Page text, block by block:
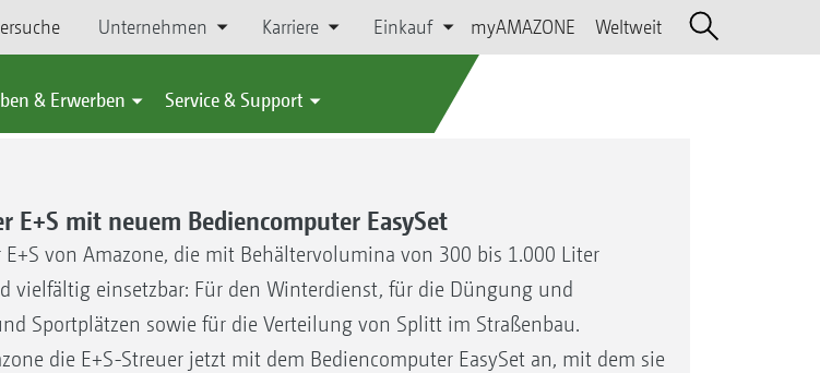
Unternehmen Karriere Einkauf myAMAZONE Weltweit
& Erwerben Service & Support
E+S mit neuem Bediencomputer EasySet
E+S von Amazone, die mit Behältervolumina von 300 bis 1.000 Liter
vielfältig einsetzbar: Für den Winterdienst, für die Düngung und
Sportplätzen sowie für die Verteilung von Splitt im Straßenbau.
die E+S-Streuer jetzt mit dem Bediencomputer EasySet an, mit dem sie